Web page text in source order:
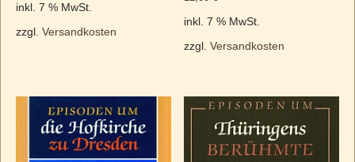
inkl. 7 % MwSt.
zzgl. Versandkosten
inkl. 7 % MwSt.
zzgl.Versandkosten